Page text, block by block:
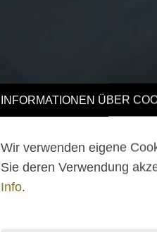
INFORMATIONEN ÜBER
Wir verwenden eigene
Sie deren Verwendung
Info.